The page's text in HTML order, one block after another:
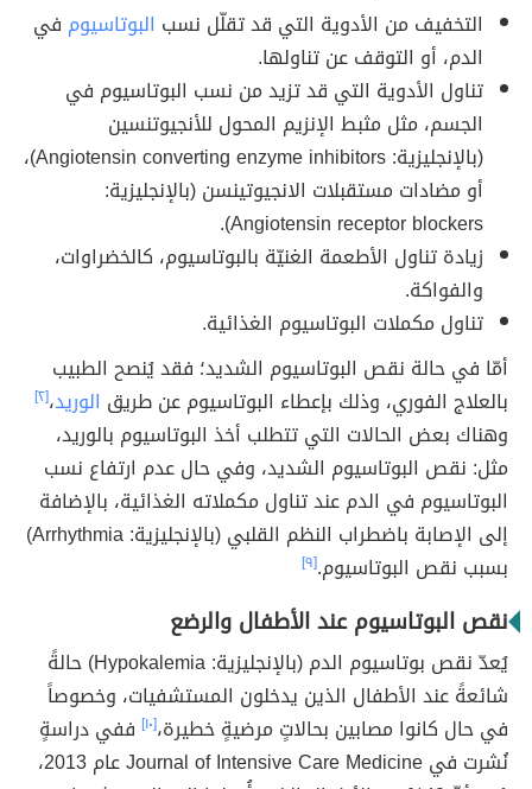
التخفيف من الأدوية التي قد تقلّل نسب البوتاسيوم في
الدم، أو التوقف عن تناولها.
تناول الأدوية التي قد تزيد من نسب البوتاسيوم في
الجسم، مثل مثبط الإنزيم المحول للأنجيوتنسين
(بالإنجليزية: Angiotensin converting enzyme inhibitors)،
أو مضادات مستقبلات الانجيوتينسن (بالإنجليزية:
Angiotensin receptor blockers).
زيادة تناول الأطعمة الغنيّة بالبوتاسيوم، كالخضراوات،
والفواكة.
تناول مكملات البوتاسيوم الغذائية.
أمّا في حالة نقص البوتاسيوم الشديد؛ فقد يُنصح الطبيب
بالعلاج الفوري، وذلك بإعطاء البوتاسيوم عن طريق الوريد،[٢]
وهناك بعض الحالات التي تتطلب أخذ البوتاسيوم بالوريد،
مثل: نقص البوتاسيوم الشديد، وفي حال عدم ارتفاع نسب
البوتاسيوم في الدم عند تناول مكملاته الغذائية، بالإضافة
إلى الإصابة باضطراب النظم القلبي (بالإنجليزية: Arrhythmia)
بسبب نقص البوتاسيوم.[٩]
نقص البوتاسيوم عند الأطفال والرضع
يُعدّ نقص بوتاسيوم الدم (بالإنجليزية: Hypokalemia) حالةً
شائعةً عند الأطفال الذين يدخلون المستشفيات، وخصوصاً
في حال كانوا مصابين بحالاتٍ مرضيةٍ خطيرة،[١٠]
ففي دراسةٍ
نُشرت في Journal of Intensive Care Medicine عام 2013،